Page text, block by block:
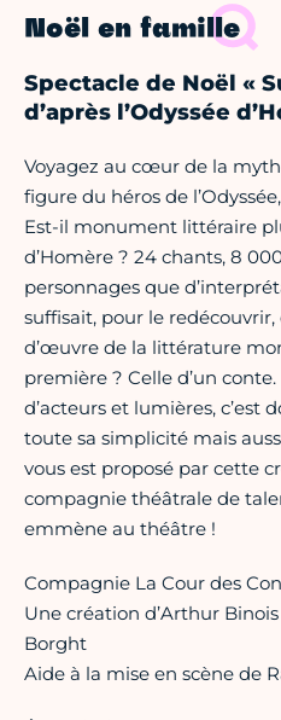
Noël en famille
Spectacle de Noël «
d’après l’Odyssée
Voyagez au cœur de la
figure du héros de
Est-il monument littéraire
d’Homère ? 24 chants, 8
personnages que
suffisait, pour le
d’œuvre de la littérature
première ? Celle d’un
d’acteurs et lumières, c’est
toute sa simplicité mais
vous est proposé par cette
compagnie théâtrale de
emmène au théâtre !
Compagnie La Cour des
Une création d’Arthur
Borght
Aide à la mise en scène de